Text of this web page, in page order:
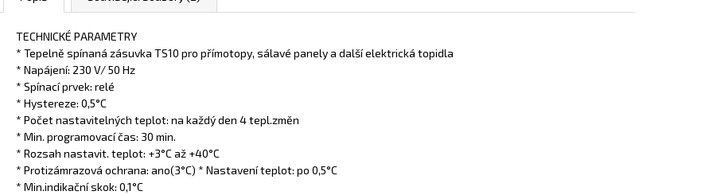
TECHNICKÉ PARAMETRY
* Tepelně spínaná zásuvka TS10 pro přímotopy, sálavé panely a další elektrická topidla
* Napájení: 230 V/ 50 Hz
* Spínací prvek: relé
* Hystereze: 0,5°C
* Počet nastavitelných teplot: na každý den 4 tepl.změn
* Min. programovací čas: 30 min.
* Rozsah nastavit. teplot: +3°C až +40°C
* Protizámrazová ochrana: ano(3°C) * Nastavení teplot: po 0,5°C
* Min.indikační skok: 0,1°C